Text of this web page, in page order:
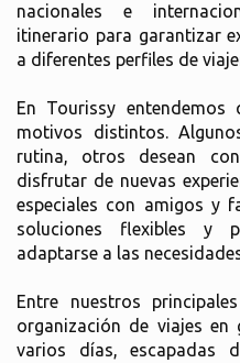
nacionales e
itinerario para garantizar
a diferentes perfiles de
En Tourissy
motivos distintos.
rutina, otros desean
disfrutar de nuevas
especiales con amigos y
soluciones flexibles y
adaptarse a las
Entre nuestros
organización de viajes en
varios días, escapadas